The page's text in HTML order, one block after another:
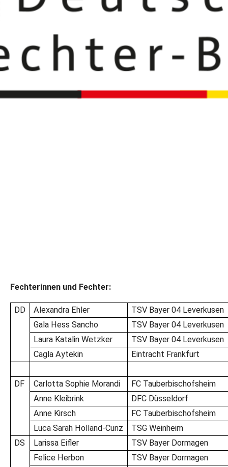
28.05.2025 LR/DFB-PR
DFB nominiert für
Europameisterschaften
Vom 14. - 19. Juni finden im Italienischen Genua die
Europameisterschaften statt. Am Montag wurden unsere
Athletinnen und Athleten sowie das Betreuungspersonal
nominiert.
Fechterinnen und Fechter:
DD Alexandra Ehler
TSV Bayer 04 Leverkusen
Gala Hess Sancho
TSV Bayer 04 Leverkusen
Laura Katalin Wetzker
TSV Bayer 04 Leverkusen
Cagla Aytekin
Eintracht Frankfurt
DF Carlotta Sophie Morandi
FC Tauberbischofsheim
Anne Kleibrink
DFC Düsseldorf
Anne Kirsch
FC Tauberbischofsheim
Luca Sarah Holland-Cunz
TSG Weinheim
DS
Larissa Eifler
TSV Bayer Dormagen
Felice Herbon
TSV Bayer Dormagen